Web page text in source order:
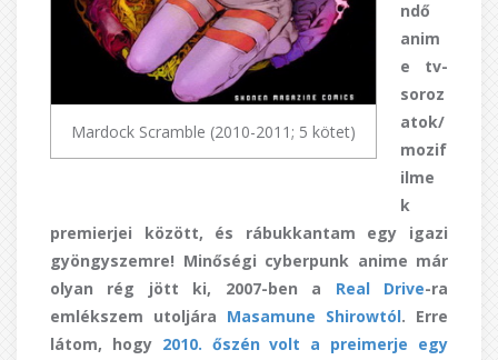
Mardock Scramble (2010-2011; 5 kötet)
ndő
anim
e tv-
soroz
atok/
mozif
ilme
k
premierjei között, és rábukkantam egy igazi
gyöngyszemre! Minőségi cyberpunk anime már
olyan rég jött ki, 2007-ben a Real Drive-ra
emlékszem utoljára Masamune Shirowtól. Erre
látom, hogy 2010. őszén volt a preimerje egy